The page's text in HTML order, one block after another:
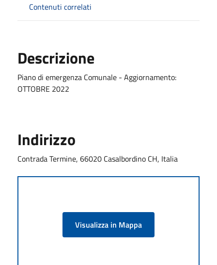
Contenuti correlati
Descrizione
Piano di emergenza Comunale - Aggiornamento:
OTTOBRE 2022
Indirizzo
Contrada Termine, 66020 Casalbordino CH, Italia
Visualizza in Mappa